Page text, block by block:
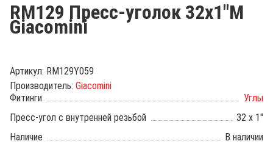
RM129 Пресс-уголок 32х1"М
Giacomini
Артикул: RM129Y059
Производитель: Giacomini
Фитинги
Углы
Пресс-угол с внутренней резьбой
32 х 1"
Наличие
В наличии